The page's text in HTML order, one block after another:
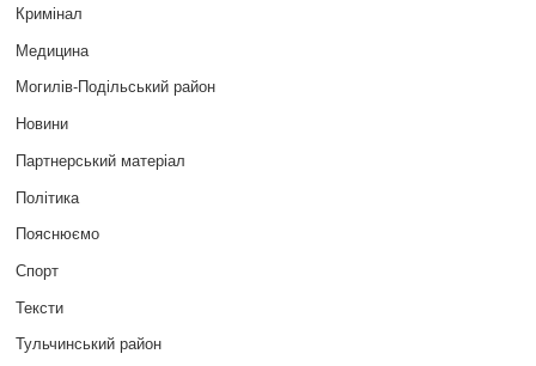
Кримінал
Медицина
Могилів-Подільський район
Новини
Партнерський матеріал
Політика
Пояснюємо
Спорт
Тексти
Тульчинський район